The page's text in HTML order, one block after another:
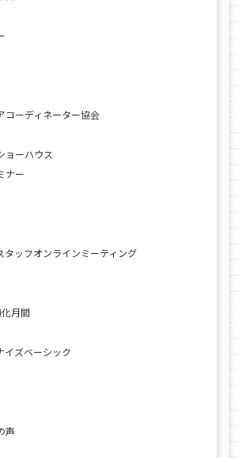
コーディネーター協会
ョーハウス
ナー
タッフオンラインミーティング
月間
イズベーシック
声